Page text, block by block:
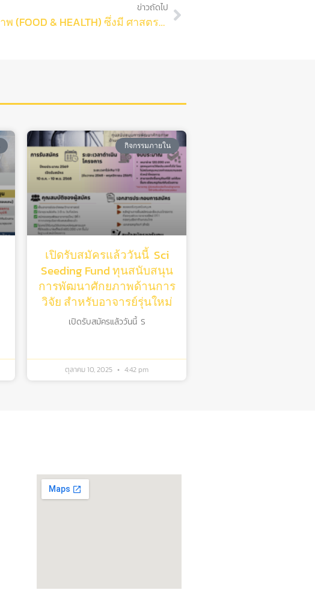
ข่าวถัดไป
งานวิจัยทางด้านอาหารและสุขภาพ (FOOD & HEALTH) ซึ่งมี ศาสตราจารย์ ดร.ศุภศร วนิชเวชารุ่งเรือง ภาควิชาเคมี และ ศาสตราจารย์ ดร.อัญชลี ทัศนาขจร ภาควิชาชีวเคมี เป็นผู้ดำเนินการ
กิจกรรมภายใน
เปิดรับสมัครแล้ววันนี้ Sci
Seeding Fund ทุนสนับสนุน
การพัฒนาศักยภาพด้านการ
วิจัย สําหรับอาจารย์รุ่นใหม่
เปิดรับสมัครแล้ววันนี้ S
ตุลาคม 10, 2025 4:42 pm